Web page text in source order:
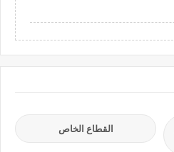
القطاع الخاص